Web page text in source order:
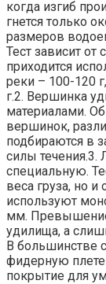
когда изгиб
гнется только
размеров
Тест зависит от
приходится
реки – 100-120
г.2. Вершинка
материалами.
вершинок,
подбираются в
силы течения.3.
специальную.
веса груза, но
используют
мм.
удилища, а
В большинстве
фидерную
покрытие для